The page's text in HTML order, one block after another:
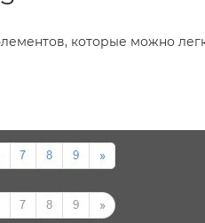
которые можно